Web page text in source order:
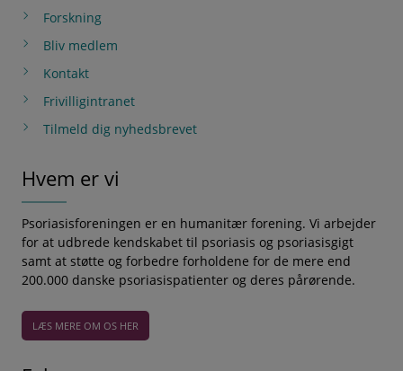
Forskning
Bliv medlem
Kontakt
Frivilligintranet
Tilmeld dig nyhedsbrevet
Hvem er vi
Psoriasisforeningen er en humanitær forening. Vi arbejder
for at udbrede kendskabet til psoriasis og psoriasisgigt
samt at støtte og forbedre forholdene for de mere end
200.000 danske psoriasispatienter og deres pårørende.
LÆS MERE OM OS HER